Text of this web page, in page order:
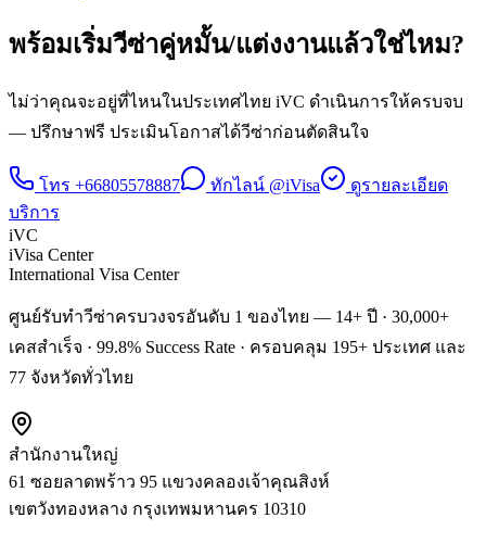
พร้อมเริ่มวีซ่าคู่หมั้น/แต่งงานแล้วใช่ไหม?
ไม่ว่าคุณจะอยู่ที่ไหนในประเทศไทย iVC ดำเนินการให้ครบจบ
— ปรึกษาฟรี ประเมินโอกาสได้วีซ่าก่อนตัดสินใจ
โทร +66805578887 ทักไลน์ @iVisa
ดูรายละเอียด
บริการ
iVC
iVisa Center
International Visa Center
ศูนย์รับทำวีซ่าครบวงจรอันดับ 1 ของไทย — 14+ ปี · 30,000+
เคสสำเร็จ · 99.8% Success Rate · ครอบคลุม 195+ ประเทศ และ
77 จังหวัดทั่วไทย
สำนักงานใหญ่
61 ซอยลาดพร้าว 95 แขวงคลองเจ้าคุณสิงห์
เขตวังทองหลาง กรุงเทพมหานคร 10310